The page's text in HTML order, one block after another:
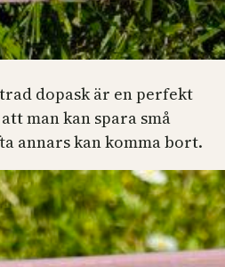
dopask är en perfekt
man kan spara små
annars kan komma bort.